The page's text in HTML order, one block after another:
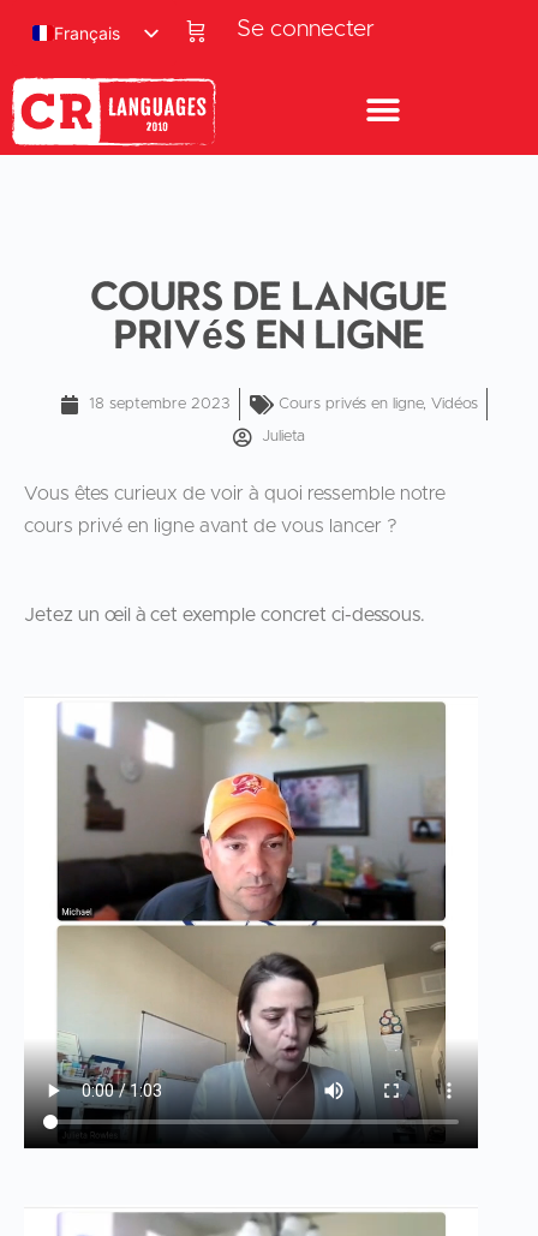
Se connecter
Français
Cours de langue
privés en ligne
18 septembre 2023 Cours privés en ligne, Vidéos
Julieta
Vous êtes curieux de voir à quoi ressemble notre
cours privé en ligne avant de vous lancer ?
Jetez un œil à cet exemple concret ci-dessous.